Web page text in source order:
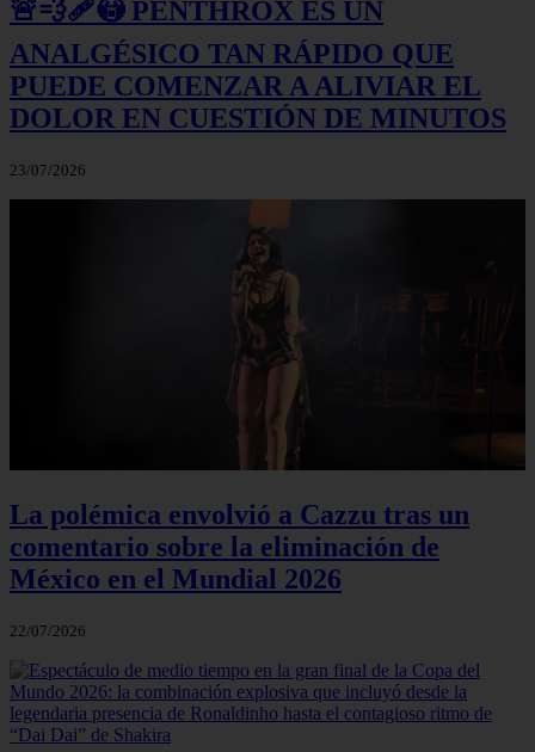
🚨💨🩹😳 PENTHROX ES UN
ANALGÉSICO TAN RÁPIDO QUE
PUEDE COMENZAR A ALIVIAR EL
DOLOR EN CUESTIÓN DE MINUTOS
23/07/2026
La polémica envolvió a Cazzu tras un
comentario sobre la eliminación de
México en el Mundial 2026
22/07/2026